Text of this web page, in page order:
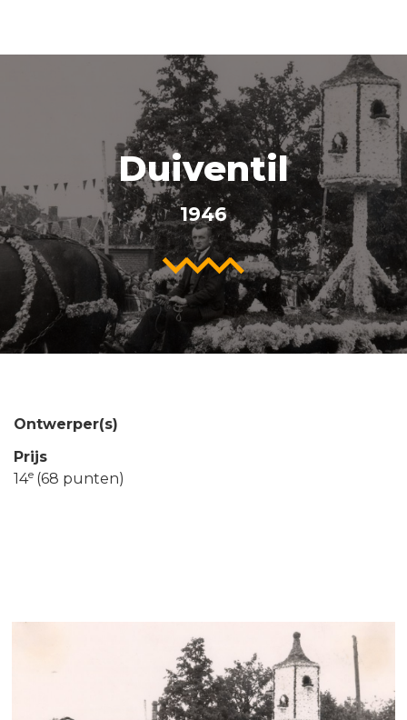
Duiventil
1946
Ontwerper(s)
Prijs
14e (68 punten)